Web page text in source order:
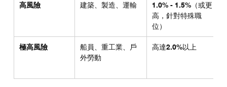
高風險 建築、製造、運輸
1.0% - 1.5%（或更
高，針對特殊職
位）
極高風險
船員、重工業、戶
外勞動
高達2.0%以上